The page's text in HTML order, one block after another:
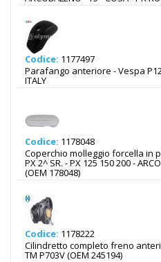
Codice: 1177497
Parafango anteriore - Vespa
ITALY
Codice: 1178048
Coperchio molleggio forcella in
PX 2^ SR. - PX 125 150 200 -
(OEM 178048)
Codice: 1178222
Cilindretto completo freno
TM P703V (OEM 245194)